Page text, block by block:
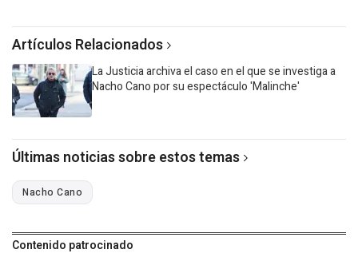
Artículos Relacionados
La Justicia archiva el caso en el que se investiga a
Nacho Cano por su espectáculo 'Malinche'
Últimas noticias sobre estos temas
Nacho Cano
Contenido patrocinado